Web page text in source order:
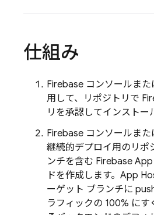
仕組み
Firebase コンソールまた
用して、リポジトリで
リを承認してインストー
Firebase コンソールまた
継続的デプロイ用のリポ
ンチを含む Firebase
ドを作成します。 App
ーゲット ブランチに
ラフィックの 100% に